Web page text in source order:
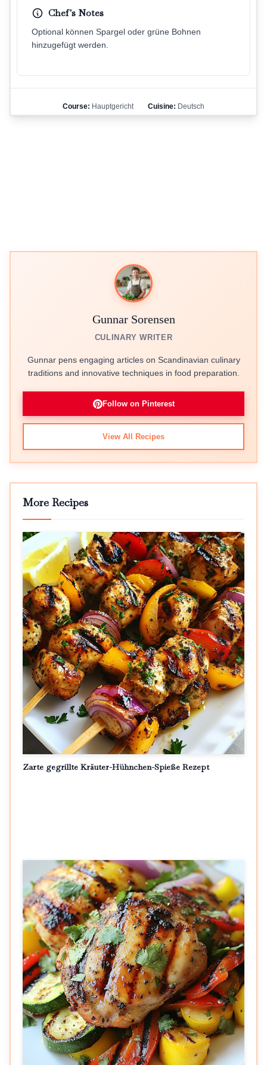
Chef's Notes
Optional können Spargel oder grüne Bohnen
hinzugefügt werden.
Course: Hauptgericht Cuisine: Deutsch
Gunnar Sorensen
CULINARY WRITER
Gunnar pens engaging articles on Scandinavian culinary
traditions and innovative techniques in food preparation.
Follow on Pinterest
View All Recipes
More Recipes
Zarte gegrillte Kräuter-Hühnchen-Spieße Rezept